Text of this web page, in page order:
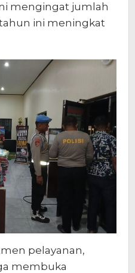
mengingat jumlah
ini meningkat
pelayanan,
membuka